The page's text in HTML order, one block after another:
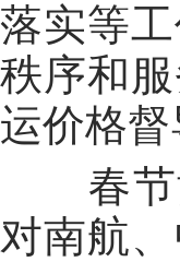
落实等
秩序和
运价格督
春节黄
对南航